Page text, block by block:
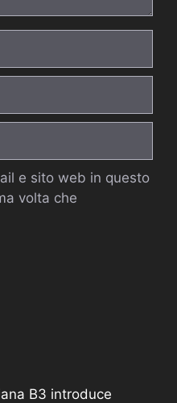
e sito web in questo
volta che
B3 introduce